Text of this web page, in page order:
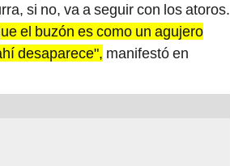
si no, va a seguir con los atoros.
el buzón es como un agujero
desaparece", manifestó en